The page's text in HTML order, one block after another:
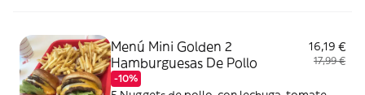
Menú Mini Golden 2
Hamburguesas De Pollo
-10%
16,19 €
17,99 €